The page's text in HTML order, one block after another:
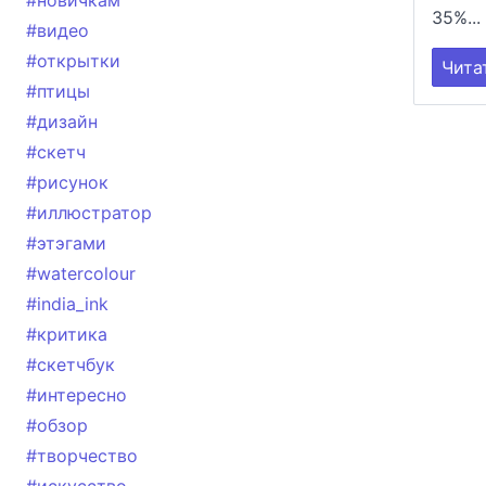
#видео
#открытки
#птицы
#дизайн
#скетч
#рисунок
#иллюстратор
#этэгами
#watercolour
#india_ink
#критика
#скетчбук
#интересно
#обзор
#творчество
35%...